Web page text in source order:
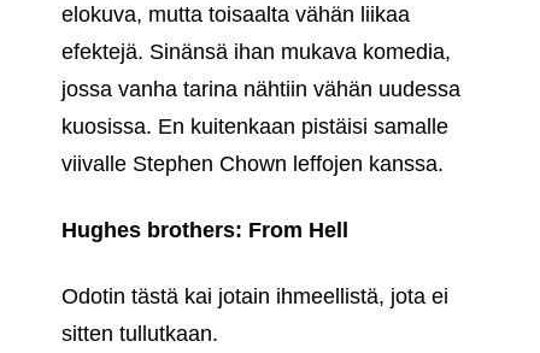
elokuva, mutta toisaalta vähän liikaa
efektejä. Sinänsä ihan mukava komedia,
jossa vanha tarina nähtiin vähän uudessa
kuosissa. En kuitenkaan pistäisi samalle
viivalle Stephen Chown leffojen kanssa.
Hughes brothers: From Hell
Odotin tästä kai jotain ihmeellistä, jota ei
sitten tullutkaan.